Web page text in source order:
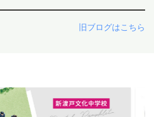
旧ブログはこちら